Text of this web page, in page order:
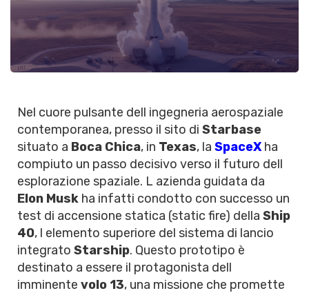
Nel cuore pulsante dell ingegneria aerospaziale
contemporanea, presso il sito di Starbase
situato a Boca Chica, in Texas, la SpaceXha
compiuto un passo decisivo verso il futuro dell
esplorazione spaziale. L azienda guidata da
Elon Musk ha infatti condotto con successo un
test di accensione statica (static fire) della Ship
40, l elemento superiore del sistema di lancio
integrato Starship. Questo prototipo è
destinato a essere il protagonista dell
imminente volo 13, una missione che promette